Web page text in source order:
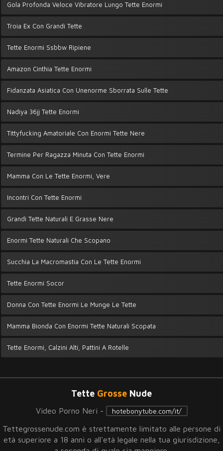
Gola Profonda Veloce Vibratore Lungo Tette Enormi
Troia Ex Con Grandi Tette
Tette Enormi Ssbbw Ripiene
Amazon Cinthia Tette Enormi
Fidanzata Asiatica Con Unenorme Sborrata Sulle Tette
Nadiya 36jj Tette Enormi
Tittyfucking Amatoriale Con Enormi Tette Nere
Termine Per Ragazza Minuta Con Tette Enormi
Mamma Con Le Tette Enormi, Vere
Incontri Con Tette Enormi
Grandi Tette Naturali E Grasse Nere
Enormi Tette Naturali Che Scopano
Succhia La Macromastia Con Le Tette Enormi
Tette Enormi Socor
Donna Con Tette Enormi Le Munge Le Tette
Mamma Bionda Con Enormi Tette Naturali Scopata
Tette Enormi, Calzini Alti, Pattini A Rotelle
Tette Grosse Nude
Video Porno Neri - hotebonytube.com/it/
Tettegrossenude.com è strettamente limitato alle persone di
età superiore a 18 anni o all'età legale nella tua giurisdizione,